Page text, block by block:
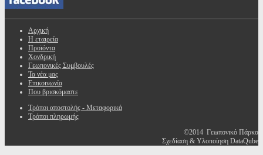
Αρχική
Η εταιρεία
Προϊόντα
Χονδρική
Γεωπονικές Συμβουλές
Τα νέα μας
Επικοινωνία
Που βρισκόμαστε
Τρόποι αποστολής - Μεταφορικά
Τρόποι πληρωμής
©2014 Γεωπονικό Πάρκο
Σχεδίαση & Υλοποίηση DataQube